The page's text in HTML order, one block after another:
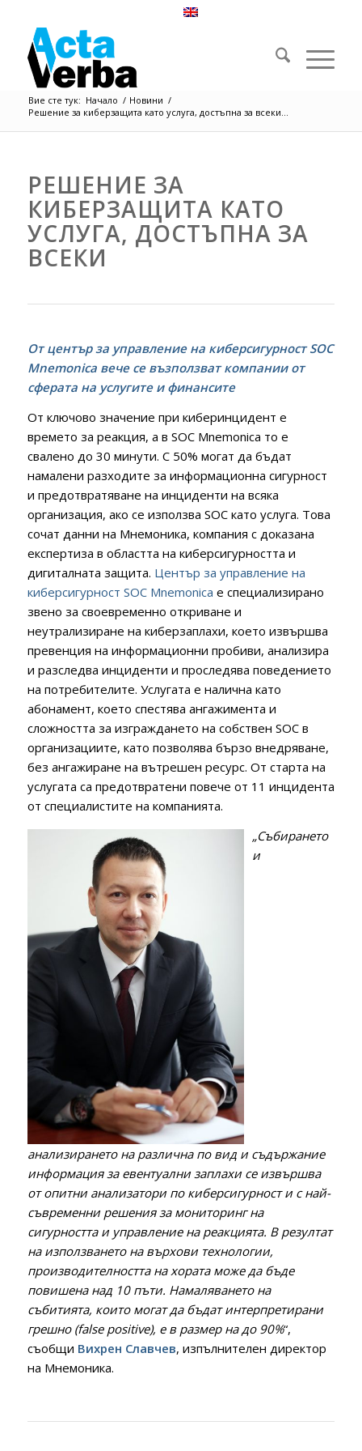
Вие сте тук: Начало / Новини /
Решение за киберзащита като услуга, достъпна за всеки...
РЕШЕНИЕ ЗА
КИБЕРЗАЩИТА КАТО
УСЛУГА, ДОСТЪПНА ЗА
ВСЕКИ
От център за управление на киберсигурностSOC
Mnemonica вече се възползват компании от
сферата на услугите и финансите
От ключово значение при киберинцидент е
времето за реакция, а в SOC Mnemonica то е
свалено до 30 минути. С 50% могат да бъдат
намалени разходите за информационна сигурност
и предотвратяване на инциденти на всяка
организация, ако се използва SOC като услуга. Това
сочат данни на Мнемоника, компания с доказана
експертиза в областта на киберсигурността и
дигиталната защита. Център за управление на
киберсигурност SOC Mnemonica е специализирано
звено за своевременно откриване и
неутрализиране на киберзаплахи, което извършва
превенция на информационни пробиви, анализира
и разследва инциденти и проследява поведението
на потребителите. Услугата е налична като
абонамент, което спестява ангажимента и
сложността за изграждането на собствен SOC в
организациите, като позволява бързо внедряване,
без ангажиране на вътрешен ресурс. От старта на
услугата са предотвратени повече от 11 инцидента
от специалистите на компанията.
„Събирането
и
анализирането на различна по вид и съдържание
информация за евентуални заплахи се извършва
от опитни анализатори по киберсигурност и с най-
съвременни решения за мониторинг на
сигурността и управление на реакцията. В резултат
на използването на върхови технологии,
производителността на хората може да бъде
повишена над 10 пъти. Намаляването на
събитията, които могат да бъдат интерпретирани
грешно (false positive), е в размер на до 90%“,
съобщи Вихрен Славчев, изпълнителен директор
на Мнемоника.